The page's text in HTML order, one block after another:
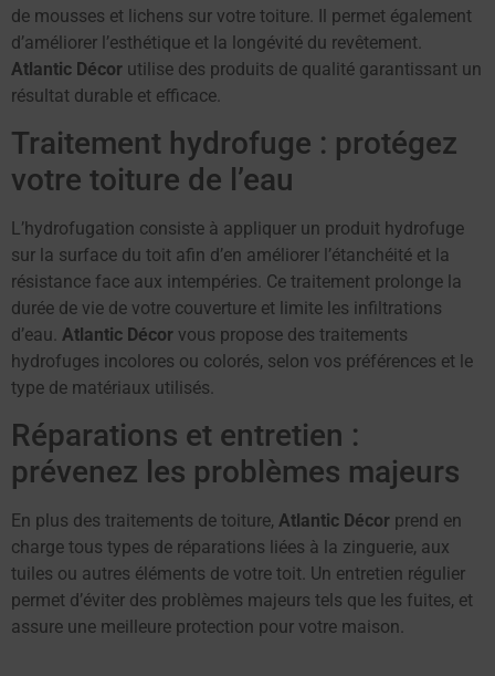
de mousses et lichens sur votre toiture. Il permet également
d’améliorer l’esthétique et la longévité du revêtement.
Atlantic Décor utilise des produits de qualité garantissant un
résultat durable et efficace.
Traitement hydrofuge : protégez
votre toiture de l’eau
L’hydrofugation consiste à appliquer un produit hydrofuge
sur la surface du toit afin d’en améliorer l’étanchéité et la
résistance face aux intempéries. Ce traitement prolonge la
durée de vie de votre couverture et limite les infiltrations
d’eau. Atlantic Décor vous propose des traitements
hydrofuges incolores ou colorés, selon vos préférences et le
type de matériaux utilisés.
Réparations et entretien :
prévenez les problèmes majeurs
En plus des traitements de toiture, Atlantic Décor prend en
charge tous types de réparations liées à la zinguerie, aux
tuiles ou autres éléments de votre toit. Un entretien régulier
permet d’éviter des problèmes majeurs tels que les fuites, et
assure une meilleure protection pour votre maison.